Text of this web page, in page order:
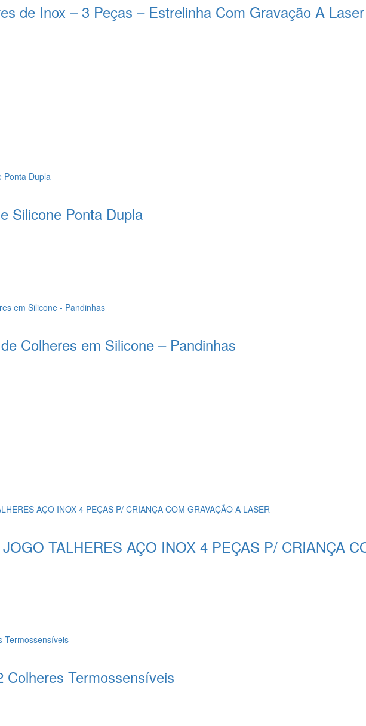
de Inox – 3 Peças – Estrelinha Com Gravação A Laser
Silicone Ponta Dupla
Colheres em Silicone – Pandinhas
TALHERES AÇO INOX 4 PEÇAS P/ CRIANÇA
Colheres Termossensíveis